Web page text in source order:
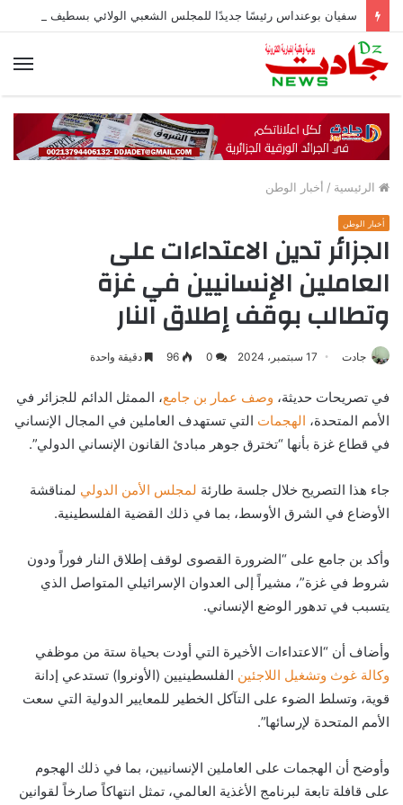
الرئيسية / أخبار الوطن
أخبار الوطن
الجزائر تدين الاعتداءات على
العاملين الإنسانيين في غزة
وتطالب بوقف إطلاق النار
جادت 17 سبتمبر، 2024 0
96 دقيقة واحدة
في تصريحات حديثة، وصف عمار بن جامع، الممثل الدائم للجزائر في
الأمم المتحدة، الهجمات التي تستهدف العاملين في المجال الإنساني
في قطاع غزة بأنها “تخترق جوهر مبادئ القانون الإنساني الدولي”.
جاء هذا التصريح خلال جلسة طارئة لمجلس الأمن الدولي لمناقشة
الأوضاع في الشرق الأوسط، بما في ذلك القضية الفلسطينية.
وأكد بن جامع على “الضرورة القصوى لوقف إطلاق النار فوراً ودون
شروط في غزة”، مشيراً إلى العدوان الإسرائيلي المتواصل الذي
يتسبب في تدهور الوضع الإنساني.
وأضاف أن “الاعتداءات الأخيرة التي أودت بحياة ستة من موظفي
وكالة غوث وتشغيل اللاجئين الفلسطينيين (الأونروا) تستدعي إدانة
قوية، وتسلط الضوء على التآكل الخطير للمعايير الدولية التي سعت
الأمم المتحدة لإرسائها”.
وأوضح أن الهجمات على العاملين الإنسانيين، بما في ذلك الهجوم
على قافلة تابعة لبرنامج الأغذية العالمي، تمثل انتهاكاً صارخاً لقوانين